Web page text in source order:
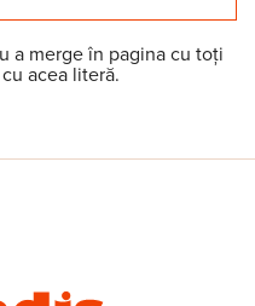
a merge în pagina cu toți
acea literă.